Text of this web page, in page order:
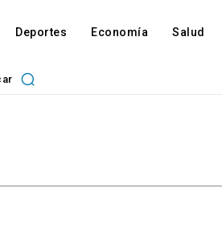
Deportes Economía Salud